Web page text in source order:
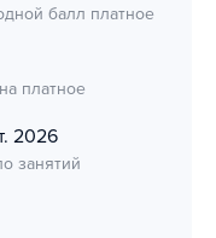
балл платное
платное
2026
занятий